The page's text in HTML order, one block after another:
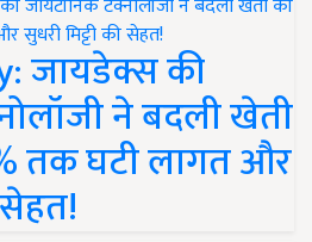
जायडेक्स की
ने बदली खेती
तक घटी लागत और
सेहत!